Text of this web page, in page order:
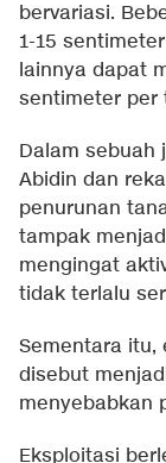
bervariasi.
1-15
lainnya dapat
sentimeter per
Dalam sebuah
Abidin dan
penurunan
tampak
mengingat
tidak terlalu
Sementara itu,
disebut
menyebabkan
Eksploitasi